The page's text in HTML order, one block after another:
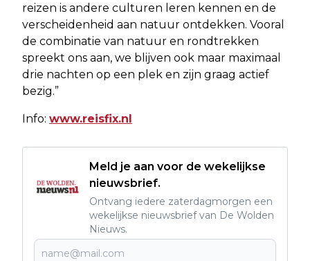
reizen is andere culturen leren kennen en de
verscheidenheid aan natuur ontdekken. Vooral
de combinatie van natuur en rondtrekken
spreekt ons aan, we blijven ook maar maximaal
drie nachten op een plek en zijn graag actief
bezig.”
Info: www.reisfix.nl
Meld je aan voor de wekelijkse
nieuwsbrief.
Ontvang iedere zaterdagmorgen een
wekelijkse nieuwsbrief van De Wolden
Nieuws.